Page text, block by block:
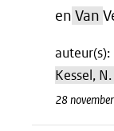
en Van
Kessel,
28